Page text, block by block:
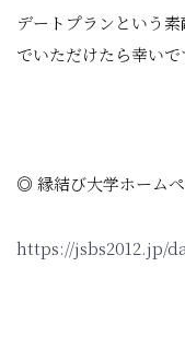
デートプランという
でいただけたら幸いで
◎ 縁結び大学ホーム
https://jsbs2012.jp/